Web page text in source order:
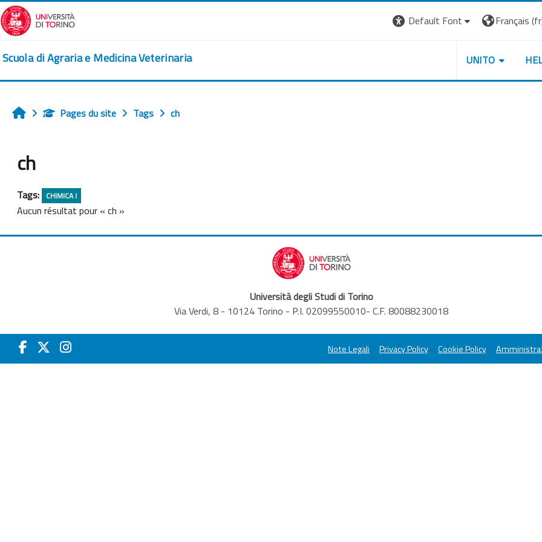
Passer au contenu principal
Default Font Français
Scuola di Agraria e Medicina Veterinaria UNITO
AccueilPages du site Tags ch
ch
Tags: CHIMICA I
Aucun résultat pour « ch »
Università degli Studi di Torino
Via Verdi, 8 - 10124 Torino - P.I. 02099550010- C.F. 80088230018
Note Legali Privacy Policy Cookie Policy